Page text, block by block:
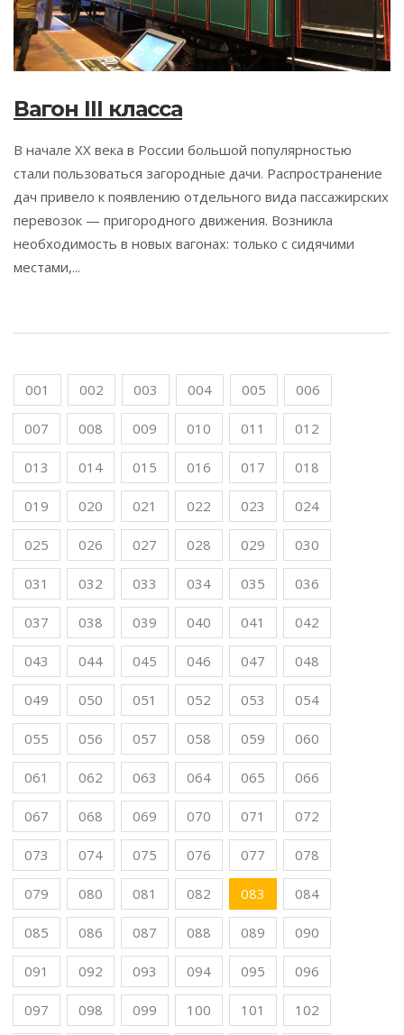
Вагон III класса
В начале XX века в России большой популярностью
стали пользоваться загородные дачи. Распространение
дач привело к появлению отдельного вида пассажирских
перевозок — пригородного движения. Возникла
необходимость в новых вагонах: только с сидячими
местами,...
001 002 003 004 005 006
007 008 009 010 011 012
013 014 015 016 017 018
019 020 021 022 023 024
025 026 027 028 029 030
031 032 033 034 035 036
037 038 039 040 041 042
043 044 045 046 047 048
049 050 051 052 053 054
055 056 057 058 059 060
061 062 063 064 065 066
067 068 069 070 071 072
073 074 075 076 077 078
079 080 081 082 083 084
085 086 087 088 089 090
091 092 093 094 095 096
097 098 099 100 101 102